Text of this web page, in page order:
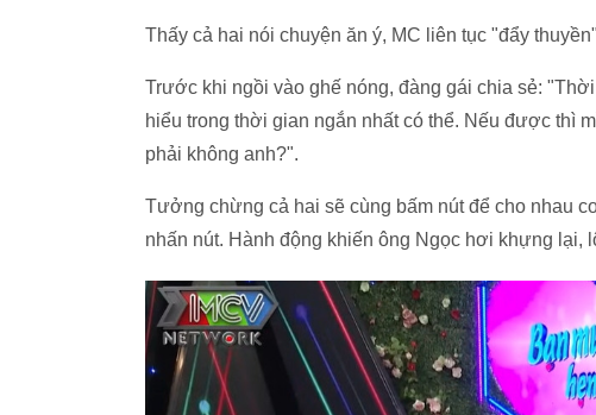
Thấy cả hai nói chuyện ăn ý, MC liên tục "đẩy
Trước khi ngồi vào ghế nóng, đàng gái chia sẻ:
hiểu trong thời gian ngắn nhất có thể. Nếu được thì
phải không anh?".
Tưởng chừng cả hai sẽ cùng bấm nút để cho nhau
nhấn nút. Hành động khiến ông Ngọc hơi khựng lại,